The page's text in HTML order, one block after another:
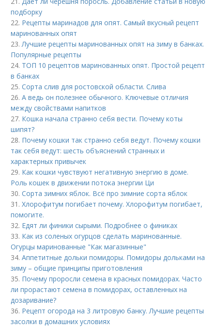
подборку
22. Рецепты маринадов для опят. Самый вкусный рецепт
маринованных опят
23.Лучшие рецепты маринованных опят на зиму в банках.
Популярные рецепты
24. ТОП 10 рецептов маринованных опят. Простой рецепт
в банках
25.Сорта слив для ростовской области. Слива
26.А ведь он полезнее обычного. Ключевые отличия
между свойствами напитков
27. Кошка начала странно себя вести. Почему коты
шипят?
28. Почему кошки так странно себя ведут. Почему кошки
так себя ведут: шесть объяснений странных и
характерных привычек
29. Как кошки чувствуют негативную энергию в доме.
Роль кошек в движении потока энергии Ци
30.Сорта зимних яблок. Всё про зимние сорта яблок
31.Хлорофитум погибает почему. Хлорофитум погибает,
помогите.
32. Едят ли финики сырыми. Подробнее о финиках
33. Как из соленых огурцов сделать маринованные.
Огурцы маринованные "Как магазинные"
34.Аппетитные дольки помидоры. Помидоры дольками на
зиму – общие принципы приготовления
35. Почему проросли семена в красных помидорах. Часто
ли прорастают семена в помидорах, оставленных на
дозаривание?
36. Рецепт огорода на 3 литровую банку. Лучшие рецепты
засолки в домашних условиях